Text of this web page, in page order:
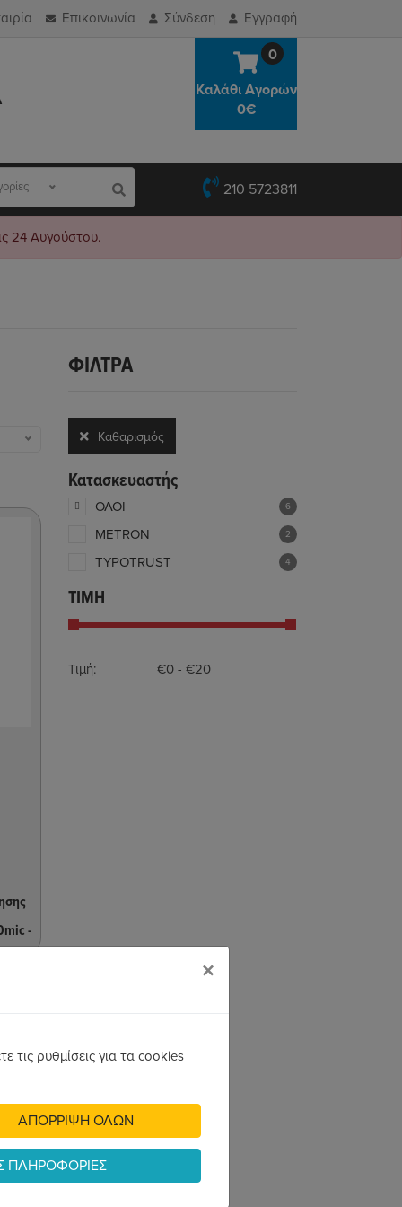
Επικοινωνία Σύνδεση Εγγραφή
0
Καλάθι Αγορών
0€
210 5723811
24 Αυγούστου.
ΦΊΛΤΡΑ
Καθαρισμός
Κατασκευαστής
ΟΛΟΙ 6
METRON 2
TYPOTRUST 4
ΤΙΜΗ
Τιμή:
-
×
τις ρυθμίσεις για τα cookies
ΑΠΟΡΡΙΨΗ ΟΛΩΝ
ΠΛΗΡΟΦΟΡΙΕΣ